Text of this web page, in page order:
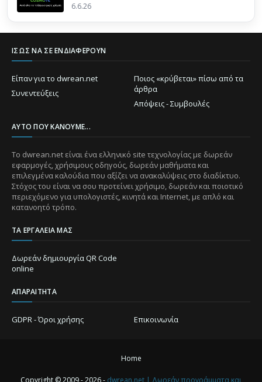
6.6.26
ΊΣΩΣ ΝΑ ΣΕ ΕΝΔΙΑΦΈΡΟΥΝ
Είπαν για το dwrean.net
Ποιος «κρύβεται» πίσω από τα
άρθρα
Συνεντεύξεις
Απόψεις - Συμβουλές
ΑΥΤΌ ΠΟΥ ΚΆΝΟΥΜΕ...
Το dwrean.net είναι ένα ελληνικό site τεχνολογίας με δωρεάν
εφαρμογές, χρήσιμους οδηγούς, δωρεάν μαθήματα και
επιλεγμένα καλούδια που αξίζει να ανακαλύψεις στο διαδίκτυο.
Στόχος του είναι να σου προτείνει χρήσιμο, δωρεάν και ποιοτικό
περιεχόμενο για υπολογιστές, κινητά και Internet, με απλό και
κατανοητό τρόπο.
ΤΑ ΕΡΓΑΛΕΊΑ ΜΑΣ
Δωρεάν δημιουργία QR Code
online
ΑΠΑΡΑΊΤΗΤΑ
GDPR - Όροι χρήσης Επικοινωνία
Home
Copyright © 2009 - 2026 - dwrean.net | Δωρεάν προγράμματα και